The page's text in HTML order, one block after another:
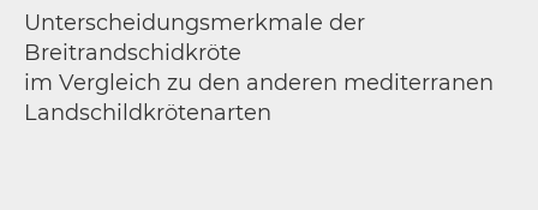
Unterscheidungsmerkmale der
Breitrandschidkröte
im Vergleich zu den anderen mediterranen
Landschildkrötenarten